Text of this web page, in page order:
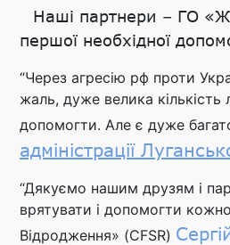
Наші партнери – ГО
першої необхідної
“Через агресію рф проти
жаль, дуже велика
допомогти. Але є дуже
адміністрації
“Дякуємо нашим друзям і
врятувати і допомогти
Відродження» (CFSR)